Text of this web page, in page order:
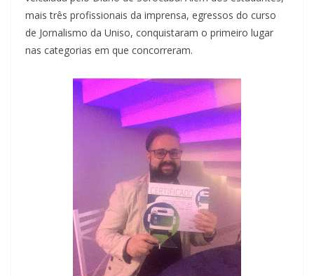
mais três profissionais da imprensa, egressos do curso
de Jornalismo da Uniso, conquistaram o primeiro lugar
nas categorias em que concorreram.